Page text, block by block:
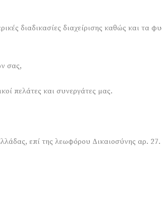
διαδικασίες διαχείρισης καθώς και τα
σας,
πελάτες και συνεργάτες μας.
επί της λεωφόρου Δικαιοσύνης αρ. 27.